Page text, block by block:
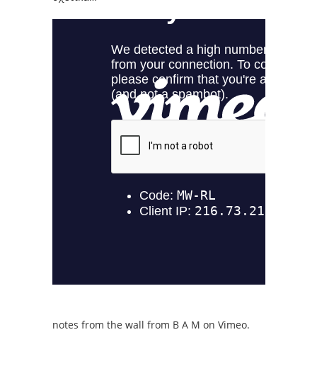
notes from the wall from B A M on Vimeo.